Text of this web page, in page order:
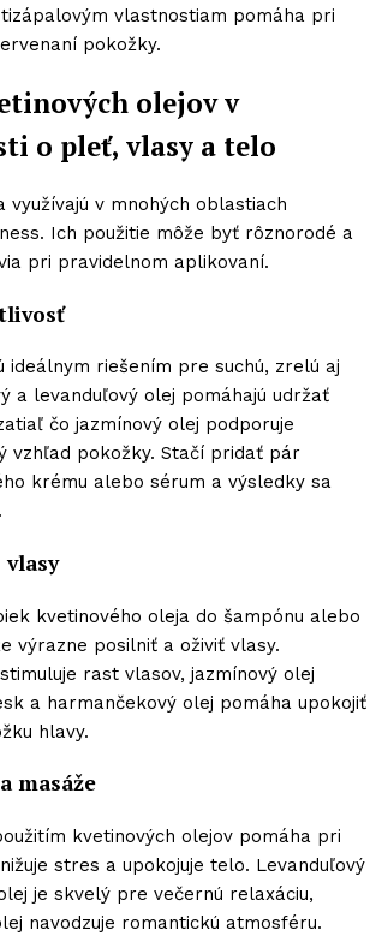
vlastnostiam pomáha pri
pokožky.
olejov v
o pleť, vlasy a telo
využívajú v mnohých oblastiach
Ich použitie môže byť rôznorodé a
pri pravidelnom aplikovaní.
ideálnym riešením pre suchú, zrelú aj
a levanduľový olej pomáhajú udržať
čo jazmínový olej podporuje
vzhľad pokožky. Stačí pridať pár
krému alebo sérum a výsledky sa
kvetinového oleja do šampónu alebo
výrazne posilniť a oživiť vlasy.
rast vlasov, jazmínový olej
a harmančekový olej pomáha upokojiť
hlavy.
masáže
kvetinových olejov pomáha pri
stres a upokojuje telo. Levanduľový
je skvelý pre večernú relaxáciu,
navodzuje romantickú atmosféru.